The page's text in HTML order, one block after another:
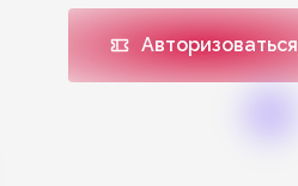
Авторизоваться